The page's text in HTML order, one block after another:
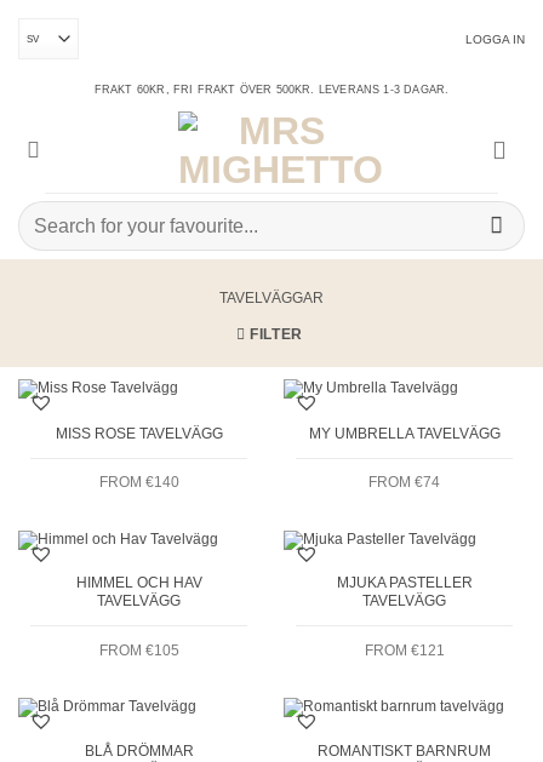
content
LOGGA IN
FRAKT 60KR, FRI FRAKT ÖVER 500KR. LEVERANS 1-3 DAGAR.
Sök
efter:
TAVELVÄGGAR
FILTER
MISS ROSE TAVELVÄGG
FROM €140
MY UMBRELLA TAVELVÄGG
FROM €74
HIMMEL OCH HAV
TAVELVÄGG
FROM €105
MJUKA PASTELLER
TAVELVÄGG
FROM €121
BLÅ DRÖMMAR
ROMANTISKT BARNRUM